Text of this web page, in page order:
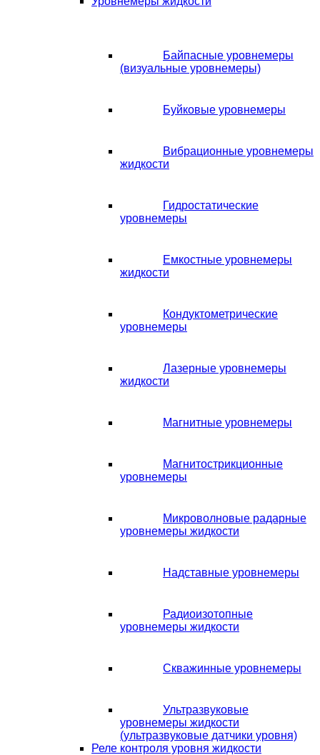
Байпасные уровнемеры
(визуальные уровнемеры)
Буйковые уровнемеры
Вибрационные уровнемеры
жидкости
Гидростатические
уровнемеры
Емкостные уровнемеры
жидкости
Кондуктометрические
уровнемеры
Лазерные уровнемеры
жидкости
Магнитные уровнемеры
Магнитострикционные
уровнемеры
Микроволновые радарные
уровнемеры жидкости
Надставные уровнемеры
Радиоизотопные
уровнемеры жидкости
Скважинные уровнемеры
Ультразвуковые
уровнемеры жидкости
(ультразвуковые датчики уровня)
Реле контроля уровня жидкости